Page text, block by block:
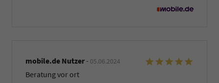
mobile.de Nutzer- 05.06.2024
Beratung vor ort